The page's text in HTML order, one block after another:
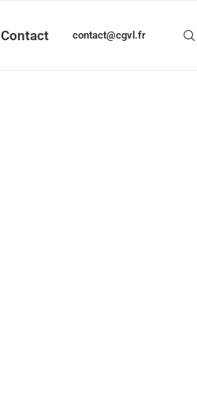
Contact contact@cgvl.fr